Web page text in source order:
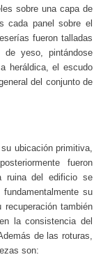
sobre una capa de
cada panel sobre el
fueron talladas
yeso, pintándose
heráldica, el escudo
del conjunto de
ubicación primitiva,
fueron
ruina del edificio se
su
también
la consistencia del
de las roturas,
son: